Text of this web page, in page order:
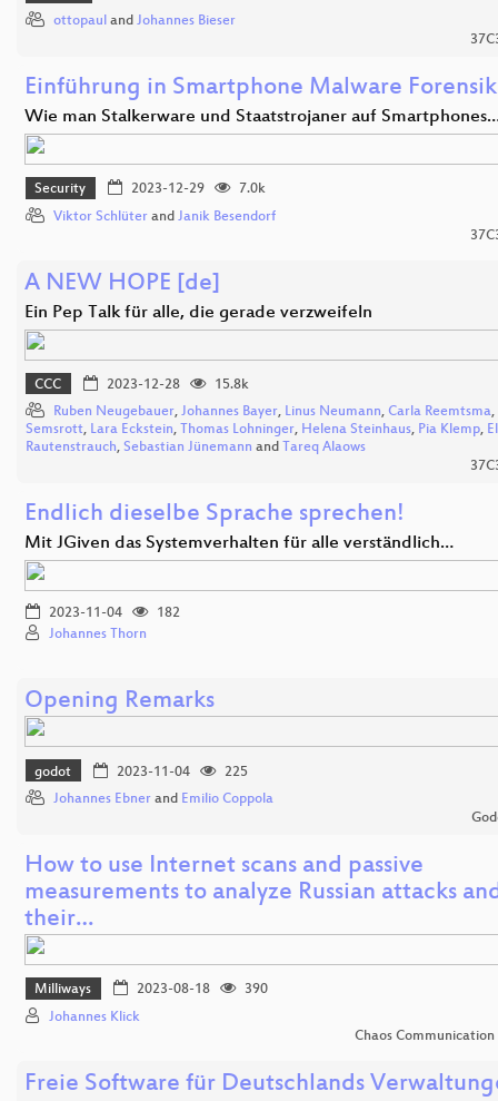
ottopaul and Johannes Bieser
Einführung in Smartphone Malware Forensik
Wie man Stalkerware und Staatstrojaner auf
Security 2023-12-29
7.0k
Viktor Schlüter and Janik Besendorf
A NEW HOPE [de]
Ein Pep Talk für alle, die gerade verzweifeln
CCC 2023-12-28
15.8k
Ruben Neugebauer, Johannes Bayer, Linus Neumann, Carla Reemtsma,
Semsrott, Lara Eckstein, Thomas Lohninger, Helena Steinhaus, Pia Klemp,
Rautenstrauch, Sebastian Jünemann and Tareq Alaows
Endlich dieselbe Sprache sprechen!
Mit JGiven das Systemverhalten für alle verständlich…
2023-11-04
182
Johannes Thorn
Opening Remarks
godot 2023-11-04
225
Johannes Ebner and Emilio Coppola
How to use Internet scans and passive
measurements to analyze Russian attacks
their…
Milliways 2023-08-18
390
Johannes Klick
Chaos Communication
Freie Software für Deutschlands